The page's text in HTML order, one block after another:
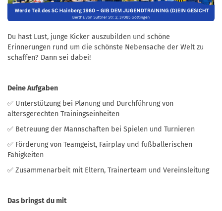
Du hast Lust, junge Kicker auszubilden und schöne
Erinnerungen rund um die schönste Nebensache der Welt zu
schaffen? Dann sei dabei!
Deine Aufgaben
✅ Unterstützung bei Planung und Durchführung von
altersgerechten Trainingseinheiten
✅ Betreuung der Mannschaften bei Spielen und Turnieren
✅ Förderung von Teamgeist, Fairplay und fußballerischen
Fähigkeiten
✅ Zusammenarbeit mit Eltern, Trainerteam und Vereinsleitung
Das bringst du mit